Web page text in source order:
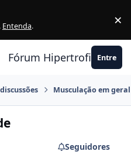
Entenda. ×
Fórum Hipertrofia.org
Entre
Musculação em geral
Seguidores